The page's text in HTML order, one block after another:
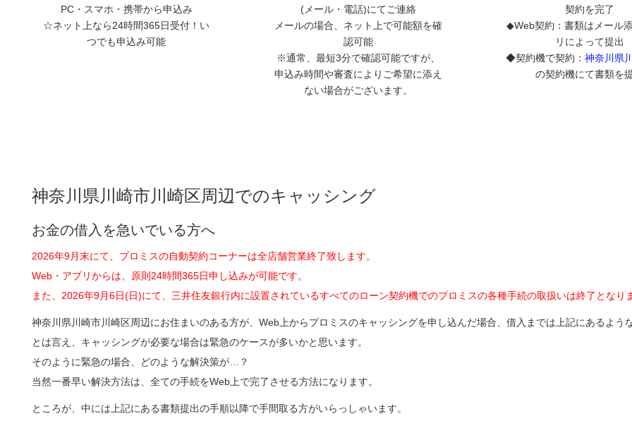
PC・スマホ・携帯から申込み
☆ネット上なら24時間365日受付！い
つでも申込み可能
(メール・電話)にてご連絡
メールの場合、ネット上で可能額を確
認可能
※通常、最短3分で確認可能ですが、
申込み時間や審査によりご希望に添え
ない場合がございます。
契約を完了
◆Web契約：書類はメール
リによって提出
◆契約機で契約：神奈川県
の契約機にて書類を
神奈川県川崎市川崎区周辺でのキャッシング
お金の借入を急いでいる方へ
2026年9月末にて、プロミスの自動契約コーナーは全店舗営業終了致します。
Web・アプリからは、原則24時間365日申し込みが可能です。
また、2026年9月6日(日)にて、三井住友銀行内に設置されているすべてのローン契約機でのプロミスの各種手続の取扱いは終了となり
神奈川県川崎市川崎区周辺にお住まいのある方が、Web上からプロミスのキャッシングを申し込んだ場合、借入までは上記にあるよう
とは言え、キャッシングが必要な場合は緊急のケースが多いかと思います。
そのように緊急の場合、どのような解決策が…？
当然一番早い解決方法は、全ての手続をWeb上で完了させる方法になります。
ところが、中には上記にある書類提出の手順以降で手間取る方がいらっしゃいます。